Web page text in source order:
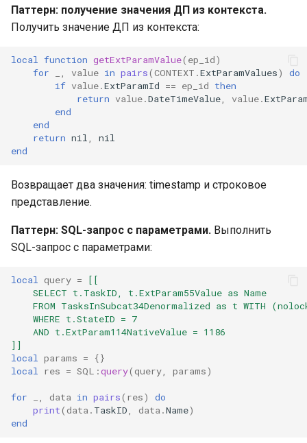
Паттерн: получение значения ДП из контекста.
Получить значение ДП из контекста:
local function getExtParamValue( ep_id)
for
, value in pairs(CONTEXT .ExtParamValues)
do
if value.ExtParamId == ep_id then
return value.DateTimeValue, value.
end
end
return nil,
nil
end
Возвращает два значения: timestamp и строковое
представление.
Паттерн: SQL-запрос с параметрами. Выполнить
SQL-запрос с параметрами:
local query =
[[
    SELECT t.TaskID, t.ExtParam55Value as Name
FROM TasksInSubcat34Denormalized as t WITH
    WHERE t.StateID = 7
    AND t.ExtParam114NativeValue = 1186
]]
local params =
{}
local res = SQL :query( query, params)
for , data in pairs( res)
do
print( data . TaskID, data .Name)
end